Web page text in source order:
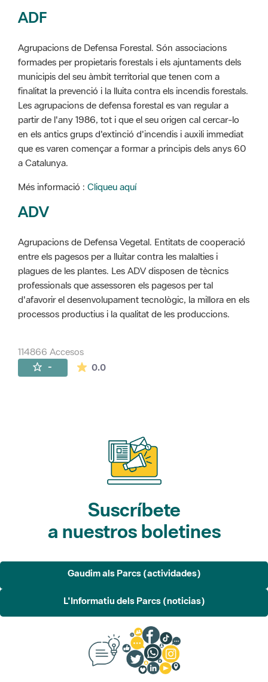
ADF
Agrupacions de Defensa Forestal. Són associacions
formades per propietaris forestals i els ajuntaments dels
municipis del seu àmbit territorial que tenen com a
finalitat la prevenció i la lluita contra els incendis forestals.
Les agrupacions de defensa forestal es van regular a
partir de l'any 1986, tot i que el seu origen cal cercar-lo
en els antics grups d'extinció d'incendis i auxili immediat
que es varen començar a formar a principis dels anys 60
a Catalunya.
Més informació : Cliqueu aquí
ADV
Agrupacions de Defensa Vegetal. Entitats de cooperació
entre els pagesos per a lluitar contra les malalties i
plagues de les plantes. Les ADV disposen de tècnics
professionals que assessoren els pagesos per tal
d'afavorir el desenvolupament tecnològic, la millora en els
processos productius i la qualitat de les produccions.
114866 Accesos
- 0.0La valoración media es de 0 estrellas de
Suscríbete
a nuestros boletines
Gaudim als Parcs (actividades)
L'Informatiu dels Parcs (noticias)